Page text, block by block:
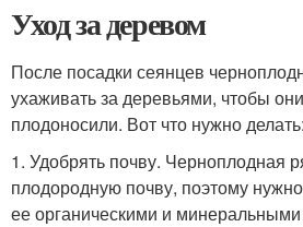
Уход за деревом
После посадки сеянцев
ухаживать за деревьями, чтобы
плодоносили. Вот что нужно делать:
1. Удобрять почву. Черноплодная
плодородную почву, поэтому
ее органическими и